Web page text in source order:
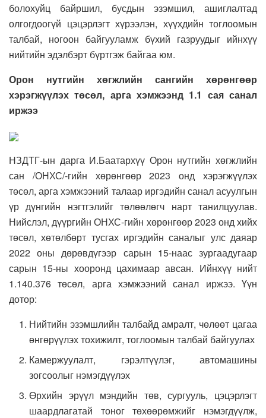
болохуйц байршил, бусдын эзэмшил, ашиглалтад
олгогдоогүй цэцэрлэгт хүрээлэн, хүүхдийн тоглоомын
талбай, ногоон байгууламж бүхий газруудыг ийнхүү
нийтийн эдэлбэрт бүртгэж байгаа юм.
Орон нутгийн хөгжлийн сангийн хөрөнгөөр
хэрэгжүүлэх төсөл, арга хэмжээнд 1.1 сая санал
иржээ
НЗДТГ-ын дарга И.Баатархүү Орон нутгийн хөгжлийн
сан /ОНХС/-гийн хөрөнгөөр 2023 онд хэрэгжүүлэх
төсөл, арга хэмжээний талаар иргэдийн санал асуулгын
үр дүнгийн нэгтгэлийг төлөөлөгч нарт танилцуулав.
Нийслэл, дүүргийн ОНХС-гийн хөрөнгөөр 2023 онд хийх
төсөл, хөтөлбөрт тусгах иргэдийн саналыг улс даяар
2022 оны дөрөвдүгээр сарын 15-наас зургаадугаар
сарын 15-ны хооронд цахимаар авсан. Ийнхүү нийт
1.140.376 төсөл, арга хэмжээний санал иржээ. Үүн
дотор:
Нийтийн эзэмшлийн талбайд амралт, чөлөөт цагаа
өнгөрүүлэх тохижилт, тоглоомын талбай байгуулах
Камержуулалт, гэрэлтүүлэг, автомашины
зогсоолыг нэмэгдүүлэх
Өрхийн эрүүл мэндийн төв, сургууль, цэцэрлэгт
шаардлагатай тоног төхөөрөмжийг нэмэгдүүлж,